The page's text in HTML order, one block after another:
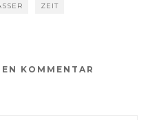
ZEIT
KOMMENTAR